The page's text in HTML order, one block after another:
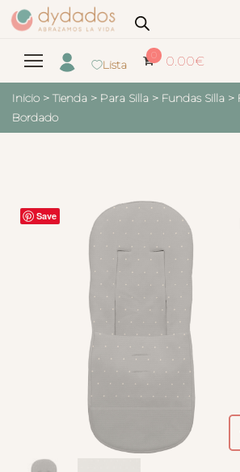
Lista
0 0.00€
Inicio > Tienda > Para Silla > Fundas Silla >
Bordado
Save